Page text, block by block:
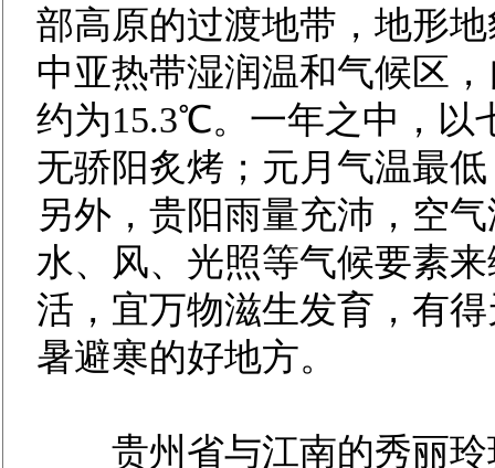
部高原的过渡地带，地形
中亚热带湿润温和气候区
约为15.3℃。一年之中，以
无骄阳炙烤；元月气温最
另外，贵阳雨量充沛，空
水、风、光照等气候要素
活，宜万物滋生发育，有
暑避寒的好地方。
贵州省与江南的秀丽玲